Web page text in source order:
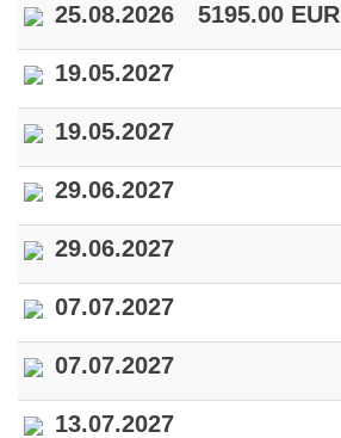
25.08.2026 5195.00 EUR
19.05.2027
19.05.2027
29.06.2027
29.06.2027
07.07.2027
07.07.2027
13.07.2027